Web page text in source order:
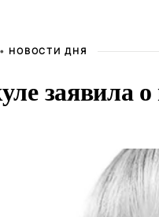
НОВОСТИ ДНЯ
заявила о